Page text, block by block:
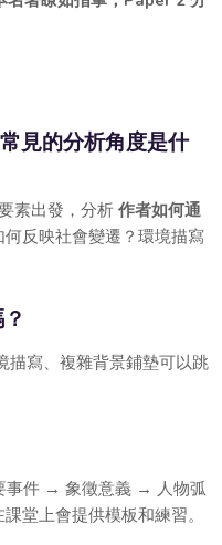
見的分析角度是什
素出發，分析 作者如何通
反映社會變遷？環境描寫
描寫、複雜背景鋪墊可以跳
件 → 象徵意義 → 人物弧
堂上會提供模板和練習。